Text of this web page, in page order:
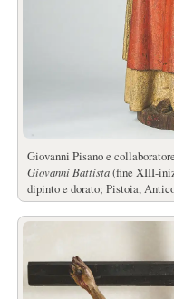
Giovanni Pisano e
Giovanni Battista(fine XIII-
dipinto e dorato; Pistoia,